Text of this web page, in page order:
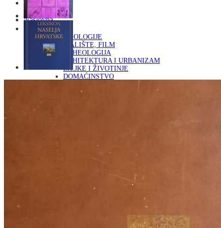
Naslovna
KNJIGE
OD ARHEOLOGIJE
DO KAZALIŠTE, FILM
ARHEOLOGIJA
ARHITEKTURA I URBANIZAM
BILJKE I ŽIVOTINJE
DOMAĆINSTVO
ETNOLOGIJA
KNJIŽEVNOST
LIKOVNA UMJETNOST
POVIJEST I PUBLICISTIKA
PRIRODNE ZNANOSTI